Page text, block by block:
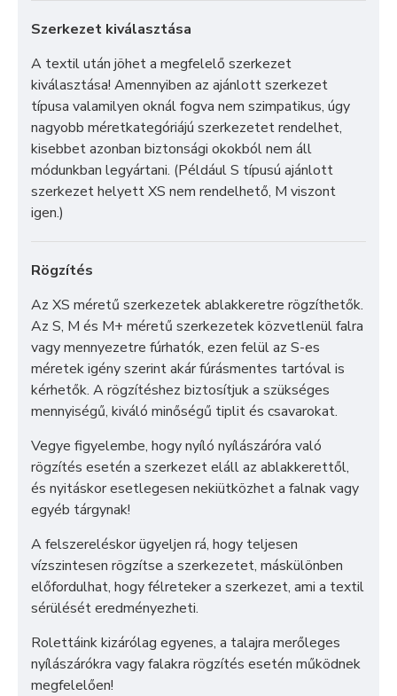
Szerkezet kiválasztása
A textil után jöhet a megfelelő szerkezet
kiválasztása! Amennyiben az ajánlott szerkezet
típusa valamilyen oknál fogva nem szimpatikus, úgy
nagyobb méretkategóriájú szerkezetet rendelhet,
kisebbet azonban biztonsági okokból nem áll
módunkban legyártani. (Például S típusú ajánlott
szerkezet helyett XS nem rendelhető, M viszont
igen.)
Rögzítés
Az XS méretű szerkezetek ablakkeretre rögzíthetők.
Az S, M és M+ méretű szerkezetek közvetlenül falra
vagy mennyezetre fúrhatók, ezen felül az S-es
méretek igény szerint akár fúrásmentes tartóval is
kérhetők. A rögzítéshez biztosítjuk a szükséges
mennyiségű, kiváló minőségű tiplit és csavarokat.
Vegye figyelembe, hogy nyíló nyílászáróra való
rögzítés esetén a szerkezet eláll az ablakkerettől,
és nyitáskor esetlegesen nekiütközhet a falnak vagy
egyéb tárgynak!
A felszereléskor ügyeljen rá, hogy teljesen
vízszintesen rögzítse a szerkezetet, máskülönben
előfordulhat, hogy félreteker a szerkezet, ami a textil
sérülését eredményezheti.
Rolettáink kizárólag egyenes, a talajra merőleges
nyílászárókra vagy falakra rögzítés esetén működnek
megfelelően!